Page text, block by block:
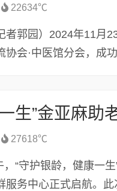
22634℃
者郭园）2024年11月
协会·中医馆分会，成
生”金亚麻助
27618℃
“守护银龄，健康一
服务中心正式启航。